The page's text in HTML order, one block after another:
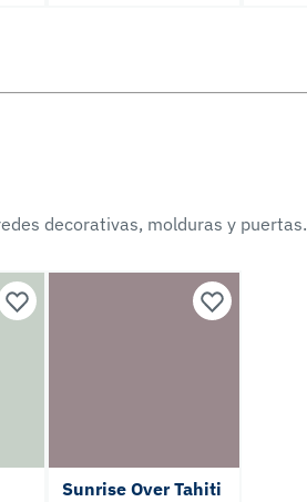
decorativas, molduras y puertas.
Sunrise Over Tahiti